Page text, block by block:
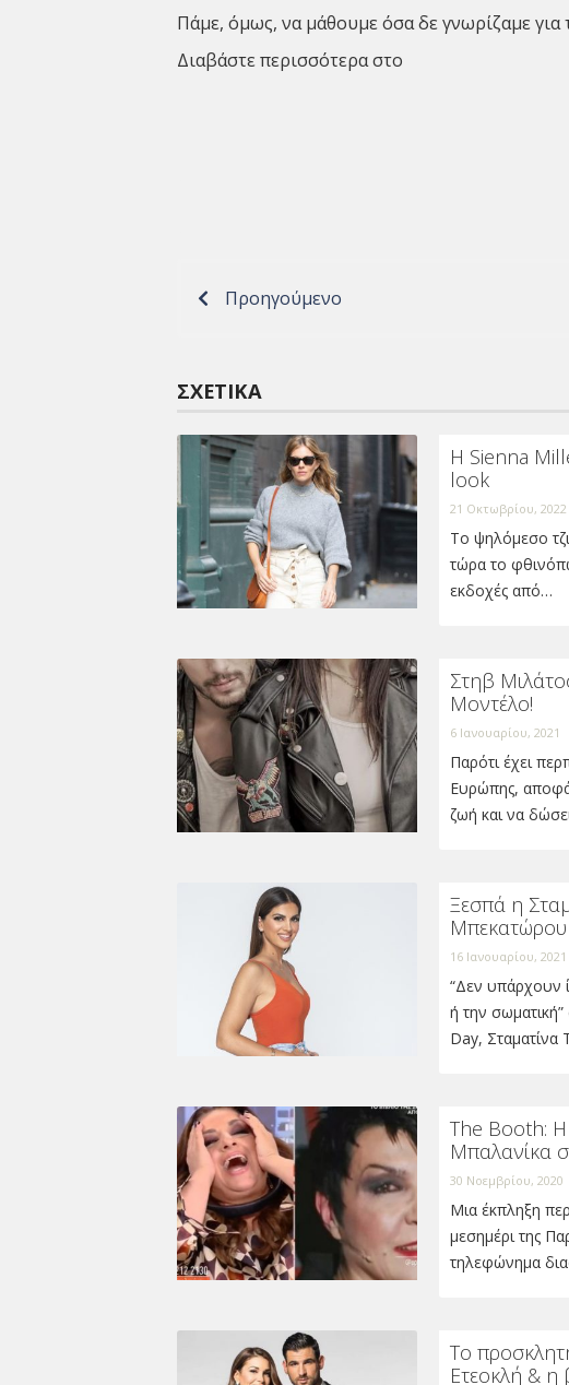
Πάμε, όμως, να μάθουμε όσα δε γνωρίζαμε για
Διαβάστε περισσότερα στο
Προηγούμενο
ΣΧΕΤΙΚΆ
Η Sienna
look
21 Οκτωβρίου, 2022
To ψηλόμεσο
τώρα το
εκδοχές από…
Στηβ
Μοντέλο!
6 Ιανουαρίου, 2021
Παρότι έχει
Ευρώπης,
ζωή και να
Ξεσπά η
Μπεκατώρου
16 Ιανουαρίου, 2021
“Δεν υπάρχουν
ή την
Day, Σταματίνα
The Booth:
Μπαλανίκα
30 Νοεμβρίου, 2020
Μια έκπληξη
μεσημέρι της
τηλεφώνημα
Το
Ετεοκλή & η